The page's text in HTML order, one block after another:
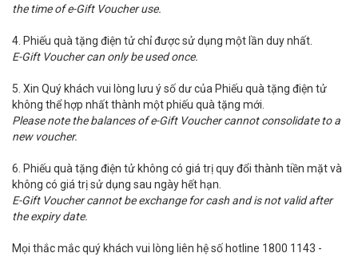
the time of e-Gift Voucher use.
4. Phiếu quà tặng điện tử chỉ được sử dụng một lần duy nhất.
E-Gift Voucher can only be used once.
5. Xin Quý khách vui lòng lưu ý số dư của Phiếu quà tặng điện tử
không thể hợp nhất thành một phiếu quà tặng mới.
Please note the balances of e-Gift Voucher cannot consolidate to a
new voucher.
6. Phiếu quà tặng điện tử không có giá trị quy đổi thành tiền mặt và
không có giá trị sử dụng sau ngày hết hạn.
E-Gift Voucher cannot be exchange for cash and is not valid after
the expiry date.
Mọi thắc mắc quý khách vui lòng liên hệ số hotline 1800 1143 -